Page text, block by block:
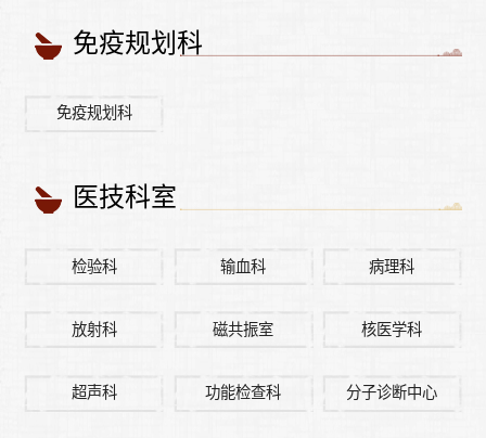
免疫规划科
免疫规划科
医技科室
检验科 输血科 病理科
放射科 磁共振室 核医学科
超声科 功能检查科 分子诊断中心